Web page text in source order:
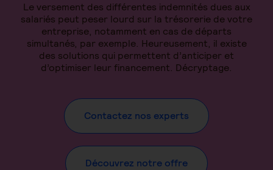
Le versement des différentes indemnités dues aux
salariés peut peser lourd sur la trésorerie de votre
entreprise, notamment en cas de départs
simultanés, par exemple. Heureusement, il existe
des solutions qui permettent d’anticiper et
d’optimiser leur financement. Décryptage.
Contactez nos experts
Découvrez notre offre